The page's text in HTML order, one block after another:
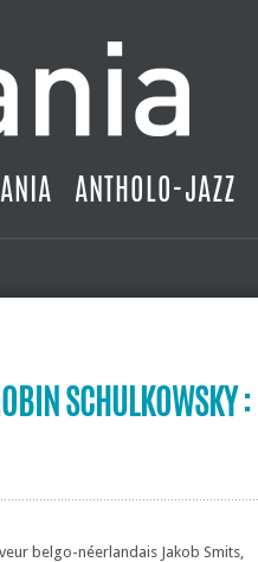
ANTHOLO-JAZZ
SCHULKOWSKY :
belgo-néerlandais Jakob Smits,